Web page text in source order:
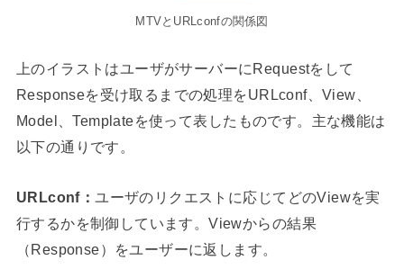
MTVとURLconfの関係図
上のイラストはユーザがサーバーにRequestをして
Responseを受け取るまでの処理をURLconf、View、
Model、Templateを使って表したものです。主な機能は
以下の通りです。
URLconf：ユーザのリクエストに応じてどのViewを実
行するかを制御しています。Viewからの結果
（Response）をユーザーに返します。